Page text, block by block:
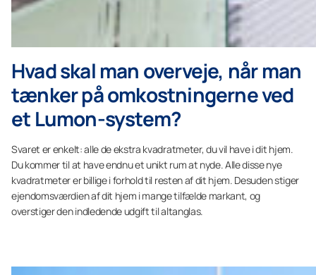
Hvad skal man overveje, når man
tænker på omkostningerne ved
et Lumon-system?
Svaret er enkelt: alle de ekstra kvadratmeter, du vil have i dit hjem.
Du kommer til at have endnu et unikt rum at nyde. Alle disse nye
kvadratmeter er billige i forhold til resten af dit hjem. Desuden stiger
ejendomsværdien af dit hjem i mange tilfælde markant, og
overstiger den indledende udgift til altanglas.